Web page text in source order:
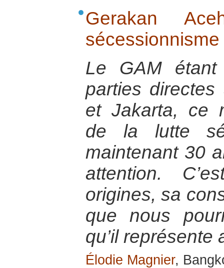
Gerakan
Le GAM étant
parties
et Jakarta, ce
de la lutte
maintenant 30
attention.
origines, sa
que nous
qu’il représente
Élodie Magnier,